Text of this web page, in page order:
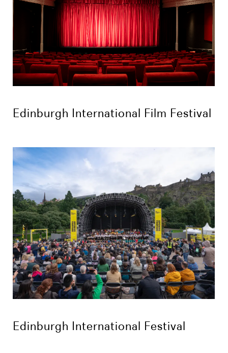
Edinburgh International Film Festival
Edinburgh International Festival